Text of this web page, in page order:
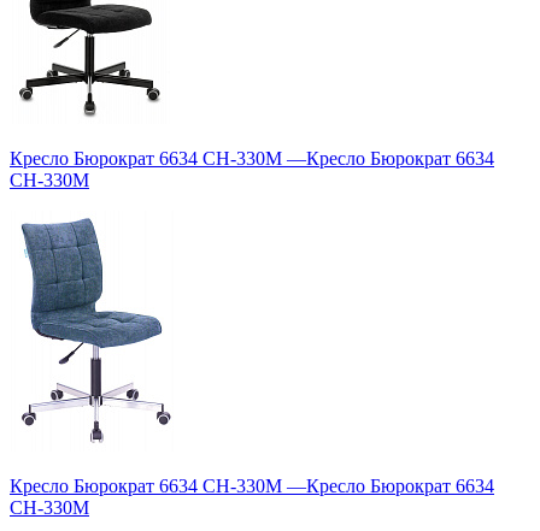
Кресло Бюрократ 6634 CH-330M —Кресло Бюрократ 6634
CH-330M
Кресло Бюрократ 6634 CH-330M —Кресло Бюрократ 6634
CH-330M